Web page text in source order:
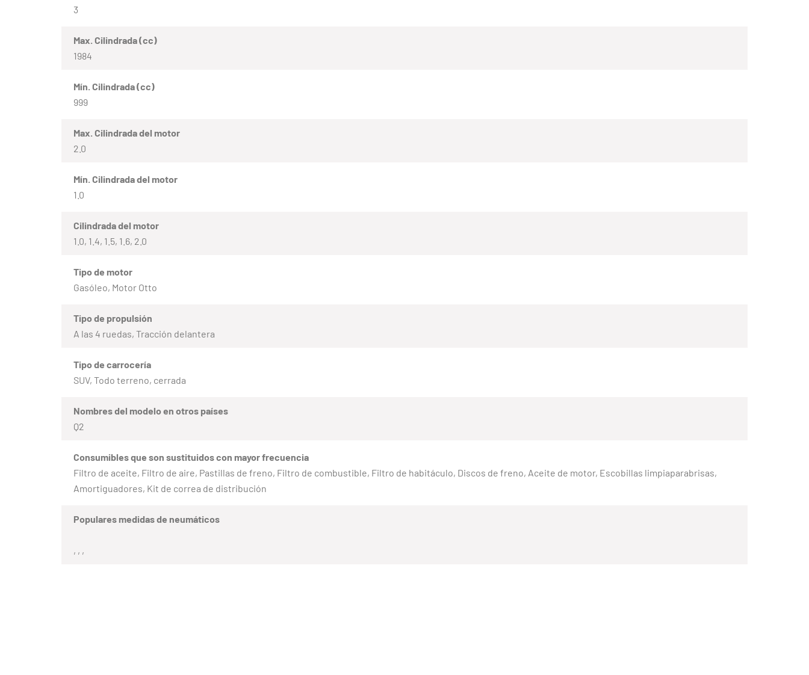
3
Max. Cilindrada (cc)
1984
Mín. Cilindrada (cc)
999
Max. Cilindrada del motor
2.0
Mín. Cilindrada del motor
1.0
Cilindrada del motor
1.0, 1.4, 1.5, 1.6, 2.0
Tipo de motor
Gasóleo, Motor Otto
Tipo de propulsión
A las 4 ruedas, Tracción delantera
Tipo de carrocería
SUV, Todo terreno, cerrada
Nombres del modelo en otros países
Q2
Consumibles que son sustituidos con mayor frecuencia
Filtro de aceite, Filtro de aire, Pastillas de freno, Filtro de combustible, Filtro de habitáculo, Discos de freno, Aceite de motor, Escobillas limpiaparabrisas,
Amortiguadores, Kit de correa de distribución
Populares medidas de neumáticos
, , ,